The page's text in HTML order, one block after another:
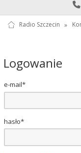
Radio Szczecin »
Logowanie
e-mail*
hasło*